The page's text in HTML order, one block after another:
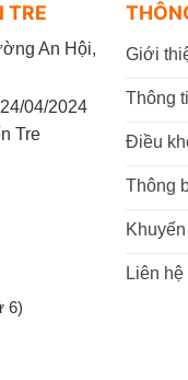
TRE
An Hội,
04/2024
Tre
6)
Giới
Thông
Điều
Thông
Liên hệ